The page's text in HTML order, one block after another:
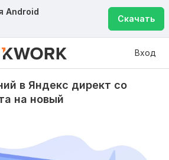
Android
Скачать
Вход
в Яндекс директ со
на новый